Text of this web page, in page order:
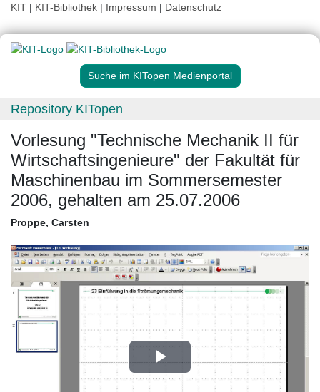
KIT | KIT-Bibliothek | Impressum | Datenschutz
Suche im KITopen Medienportal
Repository KITopen
Vorlesung "Technische Mechanik II für
Wirtschaftsingenieure" der Fakultät für
Maschinenbau im Sommersemester
2006, gehalten am 25.07.2006
Proppe, Carsten
Play